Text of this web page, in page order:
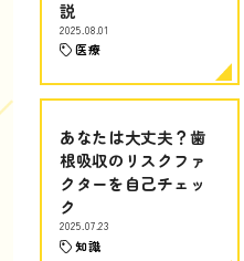
説
2025.08.01
医療
あなたは大丈夫？歯
根吸収のリスクファ
クターを自己チェッ
ク
2025.07.23
知識